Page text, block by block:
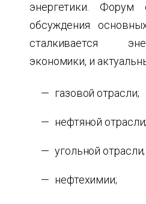
энергетики. Форум
обсуждения
сталкивается
экономики, и
газовой отрасли;
нефтяной отрасли;
угольной отрасли;
нефтехимии;